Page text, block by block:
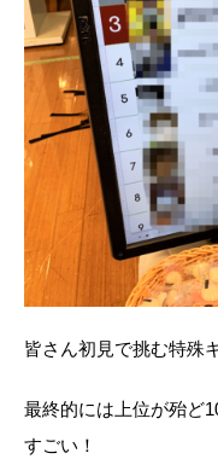
皆さん初見で挑む特殊
最終的には上位が殆ど
すごい！